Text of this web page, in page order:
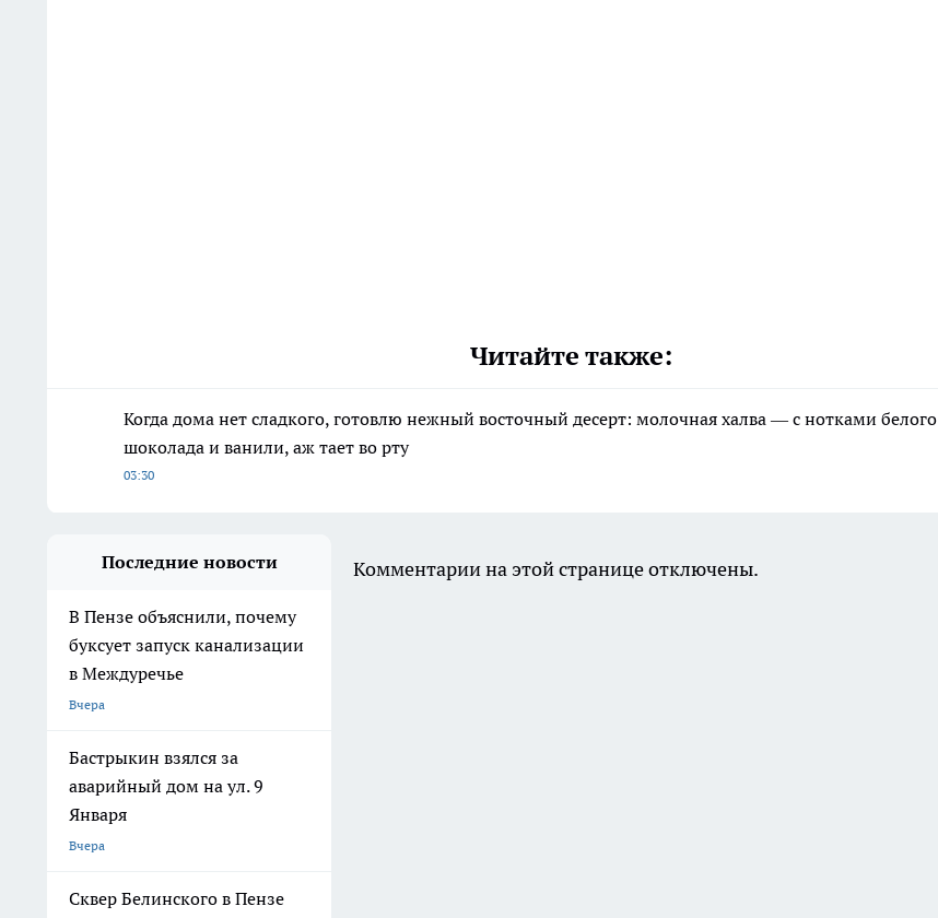
Читайте также:
Когда дома нет сладкого, готовлю нежный восточный десерт: молочная халва — с нотками белого
шоколада и ванили, аж тает во рту
03:30
Последние новости
В Пензе объяснили, почему
буксует запуск канализации
в Междуречье
Вчера
Бастрыкин взялся за
аварийный дом на ул. 9
Января
Вчера
Сквер Белинского в Пензе
Комментарии на этой странице отключены.